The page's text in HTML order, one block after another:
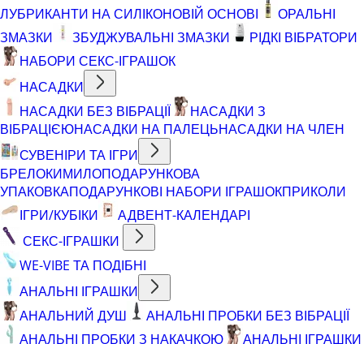
ЛУБРИКАНТИ НА СИЛІКОНОВІЙ ОСНОВІ
ОРАЛЬНІ
ЗМАЗКИ
ЗБУДЖУВАЛЬНІ ЗМАЗКИ
РІДКІ ВІБРАТОРИ
НАБОРИ СЕКС-ІГРАШОК
НАСАДКИ
НАСАДКИ БЕЗ ВІБРАЦІЇ
НАСАДКИ З
ВІБРАЦІЄЮНАСАДКИ НА ПАЛЕЦЬНАСАДКИ НА ЧЛЕН
СУВЕНІРИ ТА ІГРИ
БРЕЛОКИМИЛОПОДАРУНКОВА
УПАКОВКАПОДАРУНКОВІ НАБОРИ ІГРАШОКПРИКОЛИ
ІГРИ/КУБІКИ
АДВЕНТ-КАЛЕНДАРІ
СЕКС-ІГРАШКИ
WE-VIBE ТА ПОДІБНІ
АНАЛЬНІ ІГРАШКИ
АНАЛЬНИЙ ДУШ
АНАЛЬНІ ПРОБКИ БЕЗ ВІБРАЦІЇ
АНАЛЬНІ ПРОБКИ З НАКАЧКОЮ
АНАЛЬНІ ІГРАШКИ